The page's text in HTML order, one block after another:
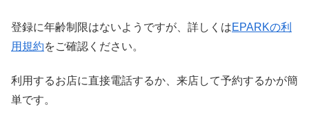
登録に年齢制限はないようですが、詳しくはEPARKの利
用規約をご確認ください。
利用するお店に直接電話するか、来店して予約するかが簡
単です。